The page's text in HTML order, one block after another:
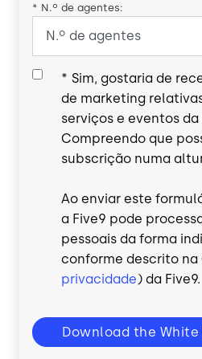
* N.º de agentes:
* Sim, gostaria de
de marketing
serviços e eventos da
Compreendo que
subscrição numa
Ao enviar este
a Five9 pode
pessoais da forma
conforme descrito na
privacidade) da Five9.
Download the White